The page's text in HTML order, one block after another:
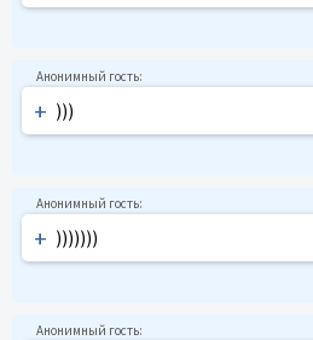
+ )))
+ )))))))